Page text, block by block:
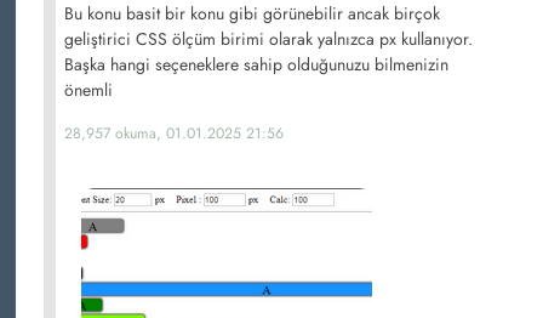
Bu konu basit bir konu gibi görünebilir ancak birçok
geliştirici CSS ölçüm birimi olarak yalnızca px kullanıyor.
Başka hangi seçeneklere sahip olduğunuzu bilmenizin
önemli
28,957 okuma, 01.01.2025 21:56